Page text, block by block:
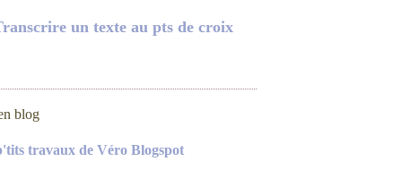
un texte au pts de croix
blog
travaux de Véro Blogspot